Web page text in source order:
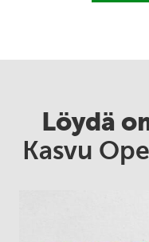
Löydä
Kasvu